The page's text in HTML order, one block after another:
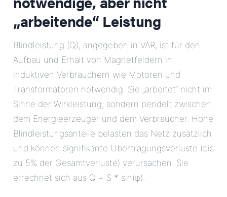
„arbeitende“ Leistung
Blindleistung (Q), angegeben in VAR, ist für den
Aufbau und Erhalt von Magnetfeldern in
induktiven Verbrauchern wie Motoren und
Transformatoren notwendig. Sie „arbeitet“ nicht im
Sinne der Wirkleistung, sondern pendelt zwischen
dem Energieerzeuger und dem Verbraucher. Hohe
Blindleistungsanteile belasten das Netz zusätzlich
und können signifikante Übertragungsverluste (bis
zu 5% der Gesamtverluste) verursachen. Sie
errechnet sich aus Q = S * sin(φ).